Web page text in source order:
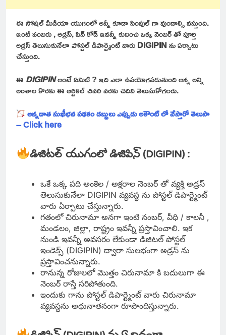
ఈ సోషల్ మీడియా యుగంలో అన్నీ కూడా సింపుల్ గా వుండాల్సి వస్తుంది.
ఇంటి నంబరు , అడ్రస్, పిన్ కోడ్ ఇవన్నీ కుదించి ఒక్క నెంబర్ తో పూర్తి
అడ్రస్ తెలుసుకునేలా పోస్టల్ డిపార్ట్మెంట్ వారుDIGIPINను ఏర్పాటు
చేస్తుంది.
ఈ DIGIPINఅంటే ఏమిటి ? ఇది ఎలా ఉపయోగపడుతుంది అన్న అన్ని
అంశాల కొరకు ఈ ఆర్టికల్ చివరి వరకు చదివి తెలుసుకోగలరు.
అన్నదాత సుఖీభవ పథకం డబ్బులు ఎప్పుడు అకౌంట్ లో వేస్తారో తెలుసా
– Click here
డిజిటల్ యుగంలోడిజిపిన్(DIGIPIN) :
ఒకే ఒక్క పది అంకెల / అక్షరాల నెంబర్ తో వ్యక్తి అడ్రస్
తెలుసుకునేలా DIGIPIN వ్యవస్థ ను పోస్టల్ డిపార్ట్మెంట్
వారు ఏర్పాటు చేస్తున్నారు.
గతంలో చిరునామా అనగా ఇంటి నంబర్, వీధి / కాలనీ ,
మండలం, జిల్లా, రాష్ట్రం ఇవన్నీ ప్రస్తావించాలి. ఇక
నుండి ఇవన్నీ అవసరం లేకుండా డిజిటల్ పోస్టల్
ఇండెక్స్ (DIGIPIN) ద్వారా సులభంగా అడ్రస్ ను
ప్రస్తావించనున్నారు.
రానున్న రోజులలో మొత్తం చిరునామా కి బదులుగా ఈ
నెంబర్ రాస్తే సరిపోతుంది.
ఇందుకు గాను పోస్టల్ డిపార్ట్మెంట్ వారు చిరునామా
వ్యవస్థను అధునాతనంగా రూపొందిస్తున్నారు.